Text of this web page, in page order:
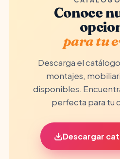
Conoce
para tu
Descarga el
montajes,
disponibles.
perfecta para tu
Descargar